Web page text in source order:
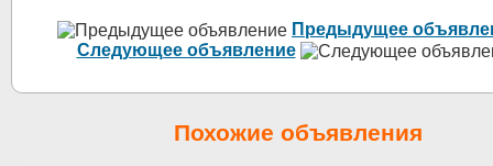
Предыдущее
Следующее объявление
Похожие объявления